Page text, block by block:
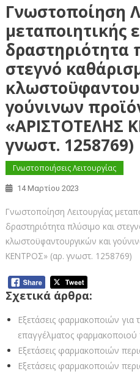
Γνωστοποίηση
μεταποιητικής
δραστηριότητα
στεγνό
γούνινων
«ΑΡΙΣΤΟΤΕΛΗΣ
γνωστ. 1258769)
Γνωστοποιήσεις Λειτουργίας
14 Μαρτίου 2023
Γνωστοποίηση Λειτουργίας
δραστηριότητα πλύσιμο και
κλωστοϋφαντουργικών και
ΚΕΝΤΡΟΣ» (αρ. γνωστ. 1258769)
Σχετικά άρθρα:
Εξετάσεις φαρμακοποιών
επαγγέλματος
Εξετάσεις φαρμακοποιών
Εξετάσεις φαρμακοποιών